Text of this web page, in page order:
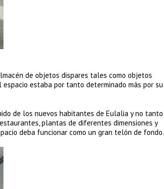
de objetos dispares tales como objetos
estaba por tanto determinado más por su
de los nuevos habitantes de Eulalia y no tanto
plantas de diferentes dimensiones y
deba funcionar como un gran telón de fondo.